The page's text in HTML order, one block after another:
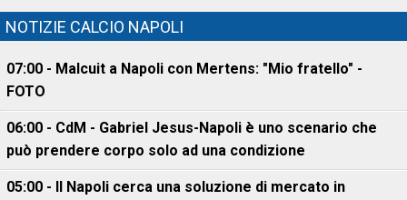
NOTIZIE CALCIO NAPOLI
07:00 - Malcuit a Napoli con Mertens: "Mio fratello" -
FOTO
06:00 - CdM - Gabriel Jesus-Napoli è uno scenario che
può prendere corpo solo ad una condizione
05:00 - Il Napoli cerca una soluzione di mercato in